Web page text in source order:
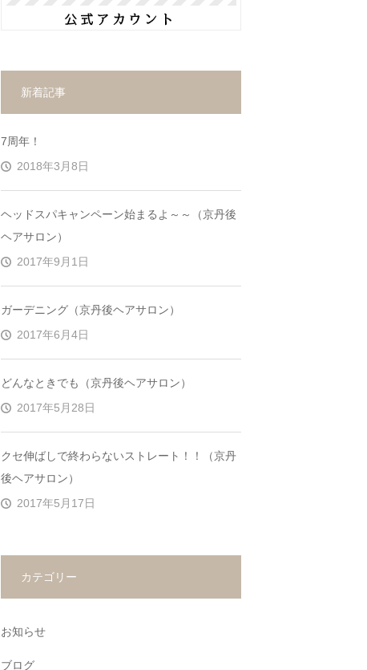
新着記事
7周年！
2018年3月8日
ヘッドスパキャンペーン始まるよ～～（京丹後
ヘアサロン）
2017年9月1日
ガーデニング（京丹後ヘアサロン）
2017年6月4日
どんなときでも（京丹後ヘアサロン）
2017年5月28日
クセ伸ばしで終わらないストレート！！（京丹
後ヘアサロン）
2017年5月17日
カテゴリー
お知らせ
ブログ